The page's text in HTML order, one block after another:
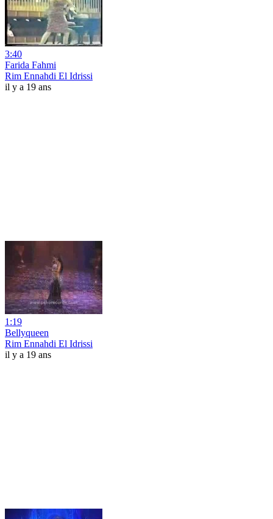
3:40
Farida Fahmi
Rim Ennahdi El Idrissi
il y a 19 ans
1:19
Bellyqueen
Rim Ennahdi El Idrissi
il y a 19 ans